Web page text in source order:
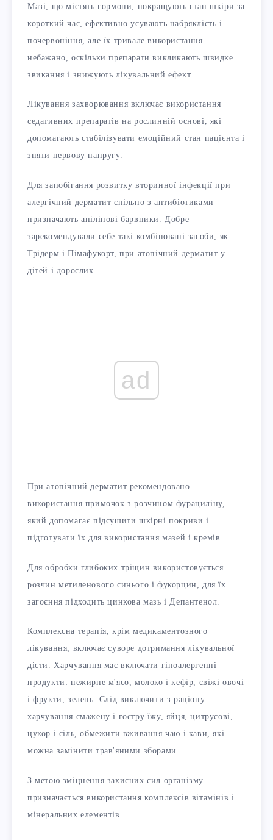
Мазі, що містять гормони, покращують стан шкіри за
короткий час, ефективно усувають набряклість і
почервоніння, але їх тривале використання
небажано, оскільки препарати викликають швидке
звикання і знижують лікувальний ефект.
Лікування захворювання включає використання
седативних препаратів на рослинній основі, які
допомагають стабілізувати емоційний стан пацієнта і
зняти нервову напругу.
Для запобігання розвитку вторинної інфекції при
алергічний дерматит спільно з антибіотиками
призначають анілінові барвники. Добре
зарекомендували себе такі комбіновані засоби, як
Трідерм і Пімафукорт, при атопічний дерматит у
дітей і дорослих.
ad
При атопічний дерматит рекомендовано
використання примочок з розчином фурациліну,
який допомагає підсушити шкірні покриви і
підготувати їх для використання мазей і кремів.
Для обробки глибоких тріщин використовується
розчин метиленового синього і фукорцин, для їх
загоєння підходить цинкова мазь і Депантенол.
Комплексна терапія, крім медикаментозного
лікування, включає суворе дотримання лікувальної
дієти. Харчування має включати гіпоалергенні
продукти: нежирне м'ясо, молоко і кефір, свіжі овочі
і фрукти, зелень. Слід виключити з раціону
харчування смажену і гостру їжу, яйця, цитрусові,
цукор і сіль, обмежити вживання чаю і кави, які
можна замінити трав'яними зборами.
З метою зміцнення захисних сил організму
призначається використання комплексів вітамінів і
мінеральних елементів.